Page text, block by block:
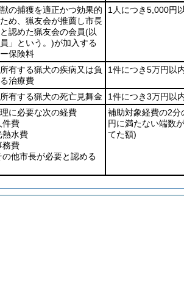
の捕獲を適正かつ効果的
め、猟友会が推薦し市長
認めた猟友会の会員(以
」という。)が加入する
保険料
1人につき5,000円
有する猟犬の疾病又は負
治療費
1件につき5万円以
有する猟犬の死亡見舞金
1件につき3万円以
に必要な次の経費
費
水費
費
他市長が必要と認める
補助対象経費の2分
円に満たない端数
てた額)